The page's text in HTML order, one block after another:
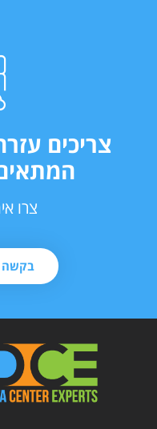
צריכים
צרו
בקשה